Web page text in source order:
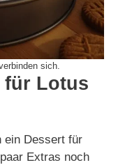
sich.
für Lotus
ein Dessert für
Extras noch